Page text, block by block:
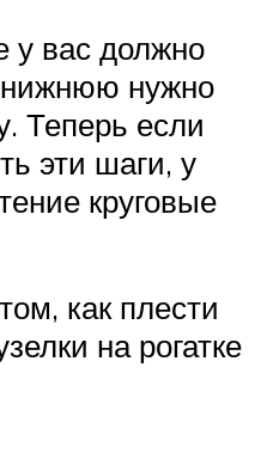
у вас должно
нижнюю нужно
Теперь если
эти шаги, у
круговые
как плести
на рогатке